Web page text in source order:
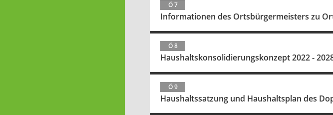
Ö 7
Informationen des Ortsbürgermeisters zu
Ö 8
Haushaltskonsolidierungskonzept 2022 -
Ö 9
Haushaltssatzung und Haushaltsplan des